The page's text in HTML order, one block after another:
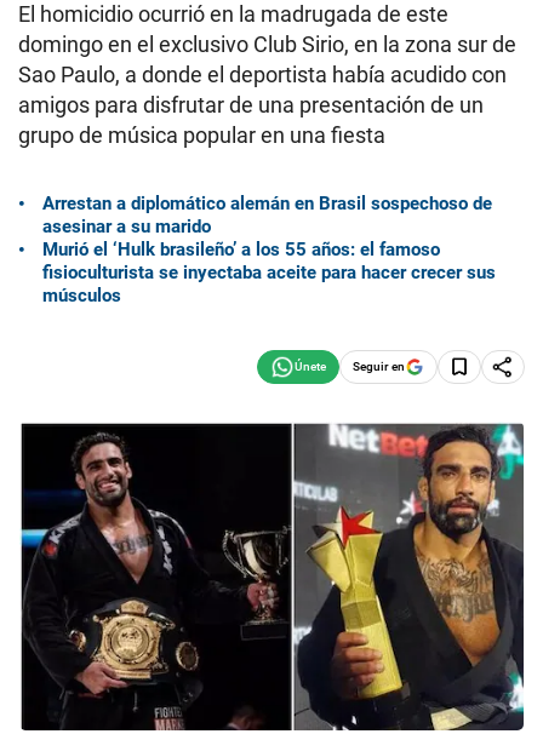
El homicidio ocurrió en la madrugada de este
domingo en el exclusivo Club Sirio, en la zona sur de
Sao Paulo, a donde el deportista había acudido con
amigos para disfrutar de una presentación de un
grupo de música popular en una fiesta
Arrestan a diplomático alemán en Brasil sospechoso de
asesinar a su marido
Murió el ‘Hulk brasileño’ a los 55 años: el famoso
fisioculturista se inyectaba aceite para hacer crecer sus
músculos
Seguir en